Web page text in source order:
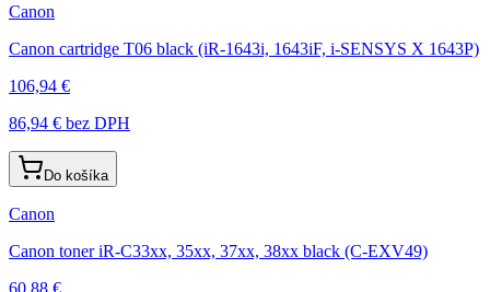
Canon
Canon cartridge T06 black (iR-1643i, 1643iF, i-SENSYS X 1643P)
106,94 €
86,94 € bez DPH
Do košíka
Canon
Canon toner iR-C33xx, 35xx, 37xx, 38xx black (C-EXV49)
60,88 €